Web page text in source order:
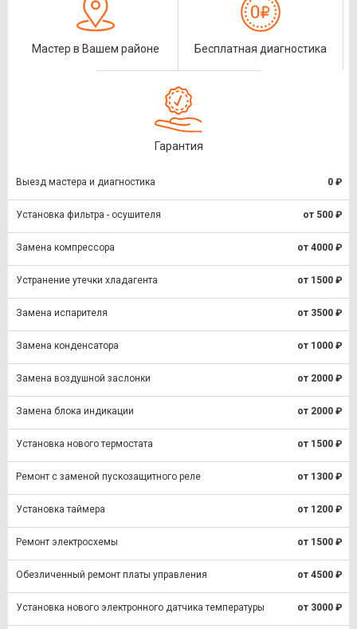
Мастер в Вашем районе Бесплатная диагностика
Гарантия
Выезд мастера и диагностика 0 ₽
Установка фильтра - осушителя от 500 ₽
Замена компрессора от 4000 ₽
Устранение утечки хладагента от 1500 ₽
Замена испарителя от 3500 ₽
Замена конденсатора от 1000 ₽
Замена воздушной заслонки от 2000 ₽
Замена блока индикации от 2000 ₽
Установка нового термостата от 1500 ₽
Ремонт с заменой пускозащитного реле от 1300 ₽
Установка таймера от 1200 ₽
Ремонт электросхемы от 1500 ₽
Обезличенный ремонт платы управления от 4500 ₽
Установка нового электронного датчика температуры от 3000 ₽